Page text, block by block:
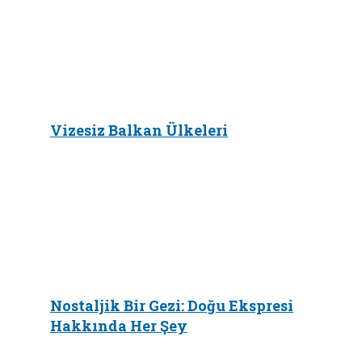
Vizesiz Balkan Ülkeleri
Nostaljik Bir Gezi: Doğu Ekspresi
Hakkında Her Şey